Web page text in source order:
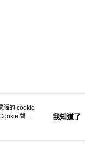
腦的 cookie
聲明
我知道了